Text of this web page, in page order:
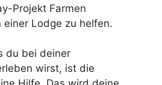
Projekt Farmen
Lodge zu helfen.
du bei deiner
wirst, ist die